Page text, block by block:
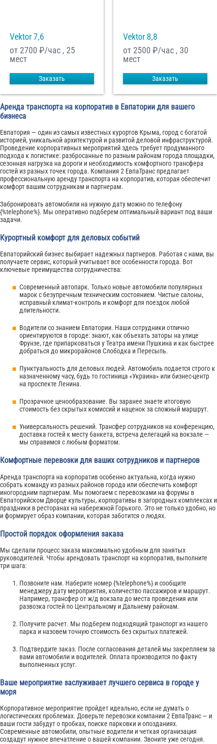
Vektor 7,6
от 2700 ₽/час , 25
мест
Заказать
Vektor 8,8
от 2500 ₽/час , 30
мест
Заказать
Аренда транспорта на корпоратив в Евпатории для вашего
бизнеса
Евпатория — один из самых известных курортов Крыма, город с богатой
историей, уникальной архитектурой и развитой деловой инфраструктурой.
Проведение корпоративных мероприятий здесь требует продуманного
подхода к логистике: разбросанные по разным районам города площадки,
сезонная нагрузка на дороги и необходимость комфортного трансфера
гостей из разных точек города. Компания 2 ЕвпаТранс предлагает
профессиональную аренду транспорта на корпоратив, которая обеспечит
комфорт вашим сотрудникам и партнерам.
Забронировать автомобили на нужную дату можно по телефону
{%telephone%}. Мы оперативно подберем оптимальный вариант под ваши
задачи.
Курортный комфорт для деловых событий
Евпаторийский бизнес выбирает надежных партнеров. Работая с нами, вы
получаете сервис, который учитывает все особенности города. Вот
ключевые преимущества сотрудничества:
Современный автопарк. Только новые автомобили популярных
марок с безупречным техническим состоянием. Чистые салоны,
исправный климат-контроль и комфорт для поездок любой
длительности.
Водители со знанием Евпатории. Наши сотрудники отлично
ориентируются в городе: знают, как объехать заторы на улице
Фрунзе, где припарковаться у Театра имени Пушкина и как быстрее
добраться до микрорайонов Слободка и Пересыпь.
Пунктуальность для деловых людей. Автомобиль подается строго к
назначенному часу, будь то гостиница «Украина» или бизнес-центр
на проспекте Ленина.
Прозрачное ценообразование. Вы заранее знаете итоговую
стоимость без скрытых комиссий и наценок за сложный маршрут.
Универсальность решений. Трансфер сотрудников на конференцию,
доставка гостей к месту банкета, встреча делегаций на вокзале —
мы справимся с любым форматом.
Комфортные перевозки для ваших сотрудников и партнеров
Аренда транспорта на корпоратив особенно актуальна, когда нужно
собрать команду из разных районов города или обеспечить комфорт
иногородним партнерам. Мы помогаем с перевозками на форумы в
Евпаторийском Дворце культуры, корпоративы в загородных комплексах и
праздники в ресторанах на набережной Горького. Это не только удобно, но
и формирует образ компании, которая заботится о людях.
Простой порядок оформления заказа
Мы сделали процесс заказа максимально удобным для занятых
руководителей. Чтобы арендовать транспорт на корпоратив, выполните
три шага:
Позвоните нам. Наберите номер {%telephone%} и сообщите
менеджеру дату мероприятия, количество пассажиров и маршрут.
Например, трансфер от ж/д вокзала до места проведения или
развозка гостей по Центральному и Дальнему районам.
Получите расчет. Мы подберем подходящий транспорт из нашего
парка и назовем точную стоимость без скрытых платежей.
Подтвердите заказ. После согласования деталей мы закрепляем за
вами автомобили и водителей. Оплата производится по факту
выполненных услуг.
Ваше мероприятие заслуживает лучшего сервиса в городе у
моря
Корпоративное мероприятие пройдет идеально, если не думать о
логистических проблемах. Доверьте перевозки компании 2 ЕвпаТранс — и
ваши гости забудут о пробках, поиске парковки и опозданиях.
Современные автомобили, опытные водители и четкая организация
создадут нужное впечатление о вашей компании. Звоните уже сегодня.